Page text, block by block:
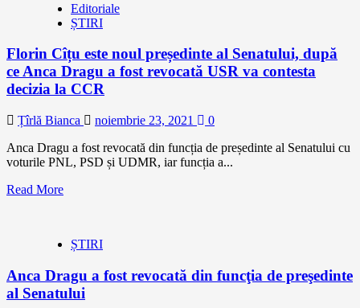
Editoriale
ȘTIRI
Florin Cîțu este noul președinte al Senatului, după
ce Anca Dragu a fost revocată USR va contesta
decizia la CCR
Țîrlă Bianca noiembrie 23, 2021
0
Anca Dragu a fost revocată din funcția de președinte al Senatului cu
voturile PNL, PSD și UDMR, iar funcția a...
Read More
ȘTIRI
Anca Dragu a fost revocată din funcţia de preşedinte
al Senatului